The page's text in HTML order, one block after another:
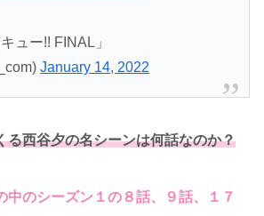
ュー!! FINAL」
January 14, 2022
る西谷夕の名シーンは何話なのか？
中のシーズン１の８話、９話、１７